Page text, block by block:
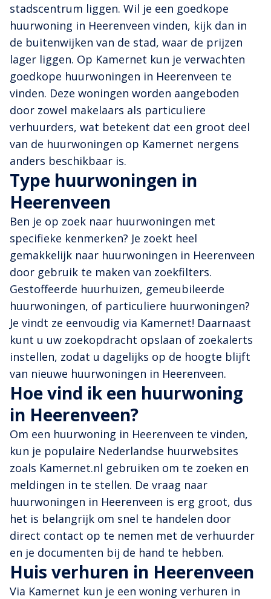
stadscentrum liggen. Wil je een goedkope
huurwoning in Heerenveen vinden, kijk dan in
de buitenwijken van de stad, waar de prijzen
lager liggen. Op Kamernet kun je verwachten
goedkope huurwoningen in Heerenveen te
vinden. Deze woningen worden aangeboden
door zowel makelaars als particuliere
verhuurders, wat betekent dat een groot deel
van de huurwoningen op Kamernet nergens
anders beschikbaar is.
Type huurwoningen in
Heerenveen
Ben je op zoek naar huurwoningen met
specifieke kenmerken? Je zoekt heel
gemakkelijk naar huurwoningen in Heerenveen
door gebruik te maken van zoekfilters.
Gestoffeerde huurhuizen, gemeubileerde
huurwoningen, of particuliere huurwoningen?
Je vindt ze eenvoudig via Kamernet! Daarnaast
kunt u uw zoekopdracht opslaan of zoekalerts
instellen, zodat u dagelijks op de hoogte blijft
van nieuwe huurwoningen in Heerenveen.
Hoe vind ik een huurwoning
in Heerenveen?
Om een huurwoning in Heerenveen te vinden,
kun je populaire Nederlandse huurwebsites
zoals Kamernet.nl gebruiken om te zoeken en
meldingen in te stellen. De vraag naar
huurwoningen in Heerenveen is erg groot, dus
het is belangrijk om snel te handelen door
direct contact op te nemen met de verhuurder
en je documenten bij de hand te hebben.
Huis verhuren in Heerenveen
Via Kamernet kun je een woning verhuren in